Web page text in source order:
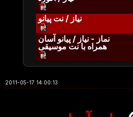
نیاز / نت پیانو
نماز - نیاز / پیانو آسان
همراه با نت موسیقی
2011-05-17 14:00:13